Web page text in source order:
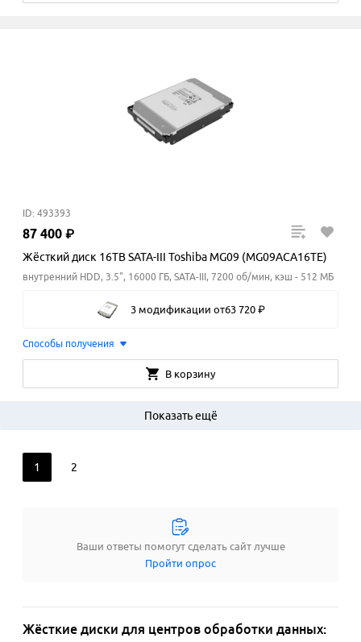
ID: 493393
87 400 ₽
Жёсткий диск 16TB SATA-III Toshiba MG09 (MG09ACA16TE)
внутренний HDD, 3.5", 16000 ГБ, SATA-III, 7200 об/мин, кэш - 512 МБ
3 модификации от63 720 ₽
Способы получения
В корзину
1 2
Показать ещё
Ваши ответы помогут сделать сайт лучше
Пройти опрос
Жёсткие диски для центров обработки данных: